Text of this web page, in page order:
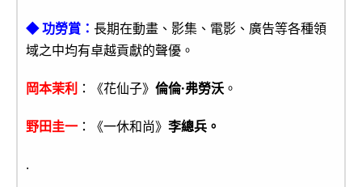
◆ 功勞賞： 長期在動畫、影集、電影、廣告等各種領
域之中均有卓越貢獻的聲優。
岡本茉利 ：《花仙子》 倫倫·弗勞沃 。
野田圭一 ：《一休和尚》 李總兵 。
.